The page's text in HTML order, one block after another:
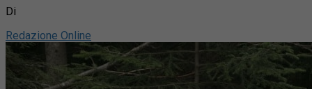
Di
Redazione Online